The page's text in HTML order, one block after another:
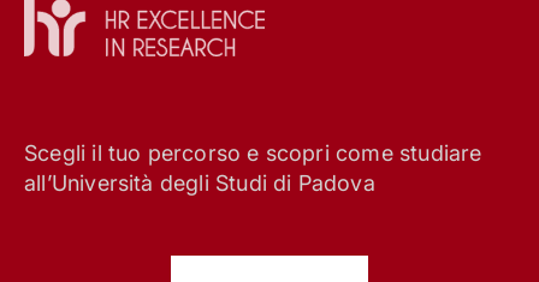
Scegli il tuo percorso e scopri come studiare
all’Università degli Studi di Padova